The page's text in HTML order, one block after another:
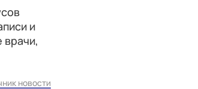
и
врачи,
новости